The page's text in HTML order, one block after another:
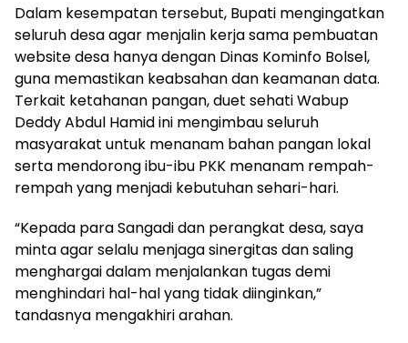
Dalam kesempatan tersebut, Bupati mengingatkan
seluruh desa agar menjalin kerja sama pembuatan
website desa hanya dengan Dinas Kominfo Bolsel,
guna memastikan keabsahan dan keamanan data.
Terkait ketahanan pangan, duet sehati Wabup
Deddy Abdul Hamid ini mengimbau seluruh
masyarakat untuk menanam bahan pangan lokal
serta mendorong ibu-ibu PKK menanam rempah-
rempah yang menjadi kebutuhan sehari-hari.
“Kepada para Sangadi dan perangkat desa, saya
minta agar selalu menjaga sinergitas dan saling
menghargai dalam menjalankan tugas demi
menghindari hal-hal yang tidak diinginkan,”
tandasnya mengakhiri arahan.